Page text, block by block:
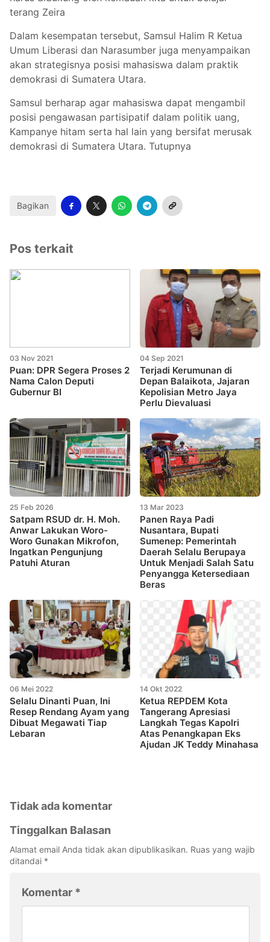
terang Zeira
Dalam kesempatan tersebut, Samsul Halim R Ketua
Umum Liberasi dan Narasumber juga menyampaikan
akan strategisnya posisi mahasiswa dalam praktik
demokrasi di Sumatera Utara.
Samsul berharap agar mahasiswa dapat mengambil
posisi pengawasan partisipatif dalam politik uang,
Kampanye hitam serta hal lain yang bersifat merusak
demokrasi di Sumatera Utara. Tutupnya
Bagikan
Pos terkait
03 Nov 2021
Puan: DPR Segera Proses 2
Nama Calon Deputi
Gubernur BI
04 Sep 2021
Terjadi Kerumunan di
Depan Balaikota, Jajaran
Kepolisian Metro Jaya
Perlu Dievaluasi
25 Feb 2026
Satpam RSUD dr. H. Moh.
Anwar Lakukan Woro-
Woro Gunakan Mikrofon,
Ingatkan Pengunjung
Patuhi Aturan
13 Mar 2023
Panen Raya Padi
Nusantara, Bupati
Sumenep: Pemerintah
Daerah Selalu Berupaya
Untuk Menjadi Salah Satu
Penyangga Ketersediaan
Beras
06 Mei 2022
Selalu Dinanti Puan, Ini
Resep Rendang Ayam yang
Dibuat Megawati Tiap
Lebaran
14 Okt 2022
Ketua REPDEM Kota
Tangerang Apresiasi
Langkah Tegas Kapolri
Atas Penangkapan Eks
Ajudan JK Teddy Minahasa
Tidak ada komentar
Tinggalkan Balasan
Alamat email Anda tidak akan dipublikasikan. Ruas yang wajib
ditandai *
Komentar *